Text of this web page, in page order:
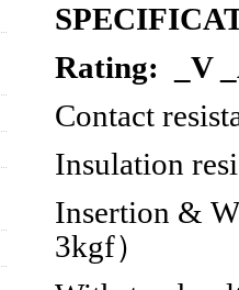
Rating: _V
Contact
Insulation
Insertion &
3kgf）